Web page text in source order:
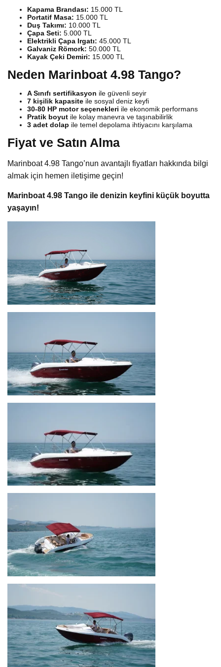
Kapama Brandası: 15.000 TL
Portatif Masa: 15.000 TL
Duş Takımı: 10.000 TL
Çapa Seti: 5.000 TL
Elektrikli Çapa Irgatı: 45.000 TL
Galvaniz Römork: 50.000 TL
Kayak Çeki Demiri: 15.000 TL
Neden Marinboat 4.98 Tango?
A Sınıfı sertifikasyon ile güvenli seyir
7 kişilik kapasite ile sosyal deniz keyfi
30-80 HP motor seçenekleri ile ekonomik performans
Pratik boyut ile kolay manevra ve taşınabilirlik
3 adet dolap ile temel depolama ihtiyacını karşılama
Fiyat ve Satın Alma
Marinboat 4.98 Tango’nun avantajlı fiyatları hakkında bilgi
almak için hemen iletişime geçin!
Marinboat 4.98 Tango ile denizin keyfini küçük boyutta
yaşayın!